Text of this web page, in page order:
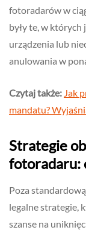
fotoradarów w
były te, w których
urządzenia lub
anulowania w
Czytaj także: Jak
mandatu?
Strategie
fotoradaru:
Poza
legalne strategie,
szanse na